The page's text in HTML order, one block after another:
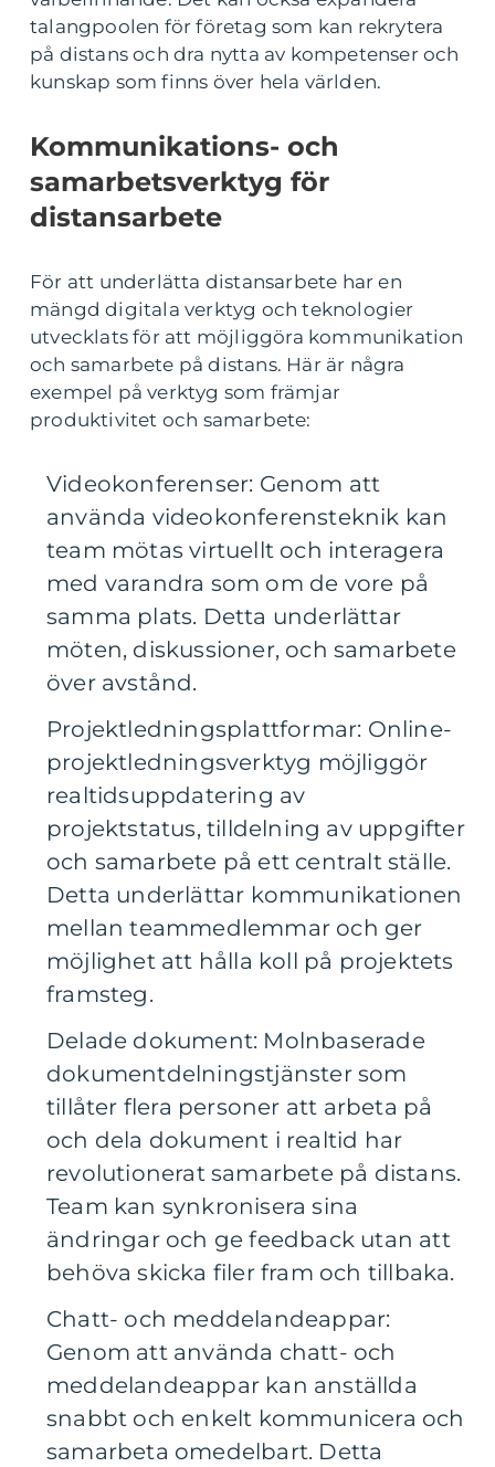
talangpoolen för företag som kan rekrytera
på distans och dra nytta av kompetenser och
kunskap som finns över hela världen.
Kommunikations- och
samarbetsverktyg för
distansarbete
För att underlätta distansarbete har en
mängd digitala verktyg och teknologier
utvecklats för att möjliggöra kommunikation
och samarbete på distans. Här är några
exempel på verktyg som främjar
produktivitet och samarbete:
Videokonferenser: Genom att
använda videokonferensteknik kan
team mötas virtuellt och interagera
med varandra som om de vore på
samma plats. Detta underlättar
möten, diskussioner, och samarbete
över avstånd.
Projektledningsplattformar: Online-
projektledningsverktyg möjliggör
realtidsuppdatering av
projektstatus, tilldelning av uppgifter
och samarbete på ett centralt ställe.
Detta underlättar kommunikationen
mellan teammedlemmar och ger
möjlighet att hålla koll på projektets
framsteg.
Delade dokument: Molnbaserade
dokumentdelningstjänster som
tillåter flera personer att arbeta på
och dela dokument i realtid har
revolutionerat samarbete på distans.
Team kan synkronisera sina
ändringar och ge feedback utan att
behöva skicka filer fram och tillbaka.
Chatt- och meddelandeappar:
Genom att använda chatt- och
meddelandeappar kan anställda
snabbt och enkelt kommunicera och
samarbeta omedelbart. Detta